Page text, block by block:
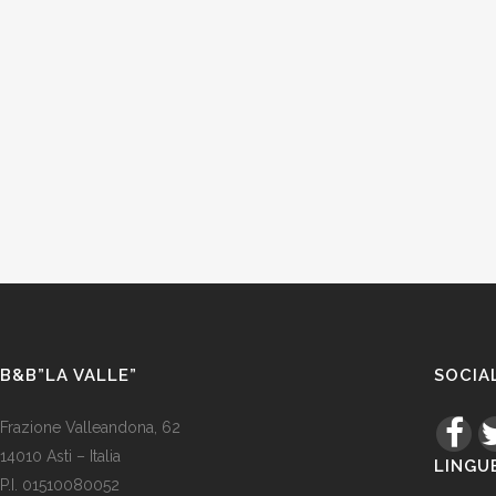
B&B”LA VALLE”
Frazione Valleandona, 62
14010 Asti – Italia
P.I. 01510080052